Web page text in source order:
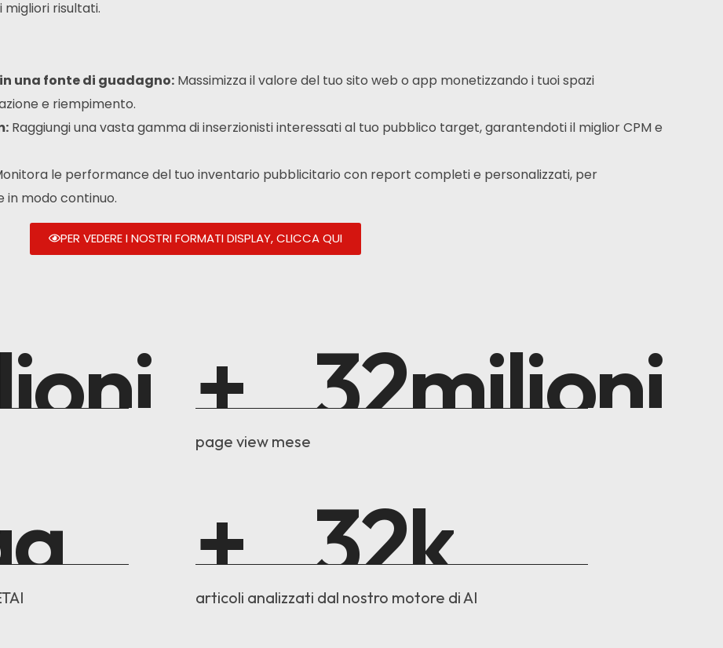
risultati.
una fonte di guadagno: Massimizza il valore del tuo sito web o app monetizzando i tuoi spazi
e riempimento.
Raggiungi una vasta gamma di inserzionisti interessati al tuo pubblico target,garantendoti il ​​miglior CPM e
le performance del tuo inventario pubblicitario con report completi e personalizzati, per
in modo continuo.
PER VEDERE I NOSTRI FORMATI DISPLAY, CLICCA QUI
+ 37milioni
page view mese
+ 37k
articoli analizzati dal nostro motore di AI